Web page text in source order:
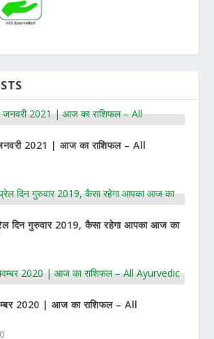
2021 | आज का राशिफल – All
दिन गुरुवार 2019, कैसा रहेगा आपका आज का
2020 | आज का राशिफल – All